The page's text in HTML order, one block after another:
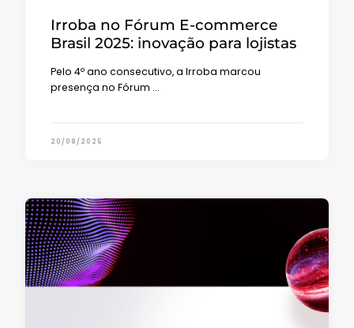
Irroba no Fórum E-commerce
Brasil 2025: inovação para lojistas
Pelo 4º ano consecutivo, a Irroba marcou
presença no Fórum …
20/08/2025